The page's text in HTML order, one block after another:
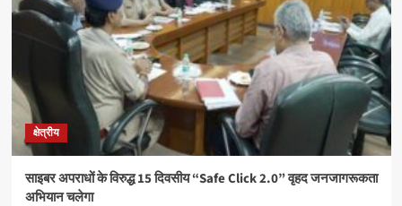
क्षेत्रीय
साइबर अपराधों के विरुद्ध 15 दिवसीय “Safe Click 2.0” वृहद जनजागरूकता
अभियान चलेगा